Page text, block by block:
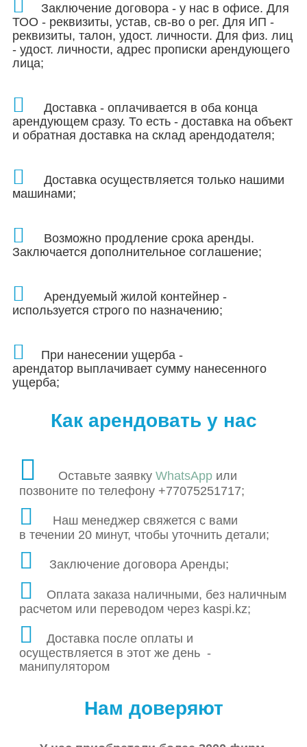
Заключение договора - у нас в офисе. Для
ТОО - реквизиты, устав, св-во о рег. Для ИП -
реквизиты, талон, удост. личности. Для физ. лиц
- удост. личности, адрес прописки арендующего
лица;
Доставка - оплачивается в оба конца
арендующем сразу. То есть - доставка на объект
и обратная доставка на склад арендодателя;
Доставка осуществляется только нашими
машинами;
Возможно продление срока аренды.
Заключается дополнительное соглашение;
Арендуемый жилой контейнер -
используется строго по назначению;
При нанесении ущерба -
арендатор выплачивает сумму нанесенного
ущерба;
Как арендовать у нас
Оставьте заявку WhatsApp или
позвоните по телефону +77075251717;
Наш менеджер свяжется с вами
в течении 20 минут, чтобы уточнить детали;
Заключение договора Аренды;
Оплата заказа наличными, без наличным
расчетом или переводом через kaspi.kz;
Доставка после оплаты и
осуществляется в этот же день -
манипулятором
Нам доверяют